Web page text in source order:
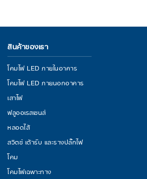
สินค้าของเรา
โคมไฟ LED ภายในอาคาร
โคมไฟ LED ภายนอกอาคาร
เสาไฟ
ฟลูออเรสเซนส์
หลอดไส้
สวิตช์ เต้ารับ และรางปลั๊กไฟ
โคม
โคมไฟเฉพาะทาง